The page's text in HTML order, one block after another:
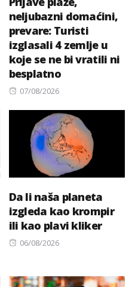
neljubazni domaćini,
prevare: Turisti
izglasali 4 zemlje u
koje se ne bi vratili ni
besplatno
Posted
07/08/2026
Da li naša planeta
izgleda kao krompir
ili kao plavi kliker
Posted
06/08/2026